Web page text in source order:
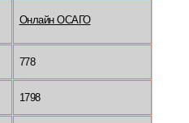
Онлайн ОСАГО
778
1798